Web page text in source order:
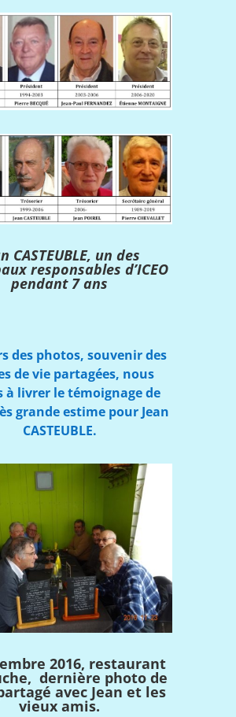
CASTEUBLE, un des
responsables d’ICEO
pendant 7 ans
des photos, souvenir des
de vie partagées, nous
à livrer le témoignage de
grande estime pour Jean
CASTEUBLE.
2016, restaurant
dernière photo de
avec Jean et les
vieux amis.